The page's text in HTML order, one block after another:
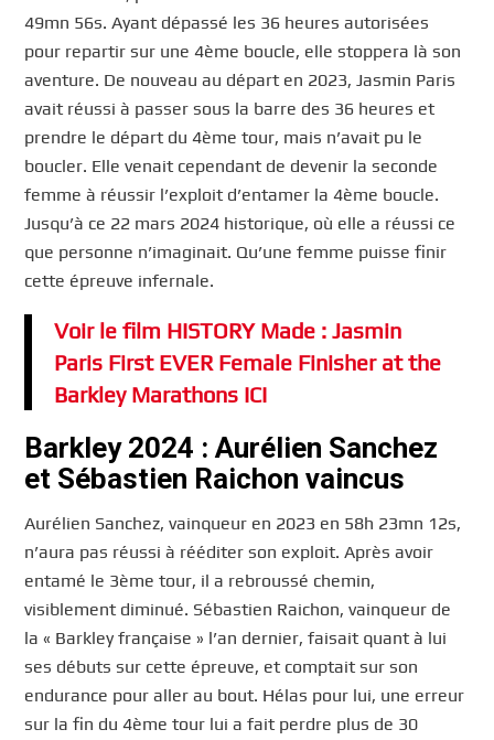
49mn 56s. Ayant dépassé les 36 heures autorisées
pour repartir sur une 4ème boucle, elle stoppera là son
aventure. De nouveau au départ en 2023, Jasmin Paris
avait réussi à passer sous la barre des 36 heures et
prendre le départ du 4ème tour, mais n’avait pu le
boucler. Elle venait cependant de devenir la seconde
femme à réussir l’exploit d’entamer la 4ème boucle.
Jusqu’à ce 22 mars 2024 historique, où elle a réussi ce
que personne n’imaginait. Qu’une femme puisse finir
cette épreuve infernale.
Voir le film HISTORY Made : Jasmin
Paris First EVER Female Finisher at the
Barkley Marathons ICI
Barkley 2024 : Aurélien Sanchez
et Sébastien Raichon vaincus
Aurélien Sanchez, vainqueur en 2023 en 58h 23mn 12s,
n’aura pas réussi à rééditer son exploit. Après avoir
entamé le 3ème tour, il a rebroussé chemin,
visiblement diminué. Sébastien Raichon, vainqueur de
la « Barkley française » l’an dernier, faisait quant à lui
ses débuts sur cette épreuve, et comptait sur son
endurance pour aller au bout. Hélas pour lui, une erreur
sur la fin du 4ème tour lui a fait perdre plus de 30